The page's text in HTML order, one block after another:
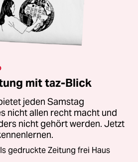
mit taz-Blick
jeden Samstag
nicht allen recht macht und
nicht gehört werden. Jetzt
gedruckte Zeitung frei Haus